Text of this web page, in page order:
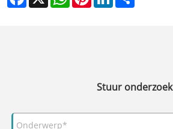
Stuur onderzoek